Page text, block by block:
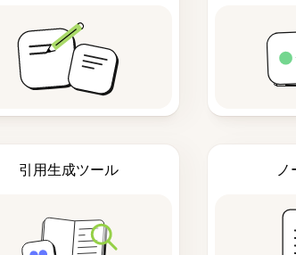
引用生成ツール